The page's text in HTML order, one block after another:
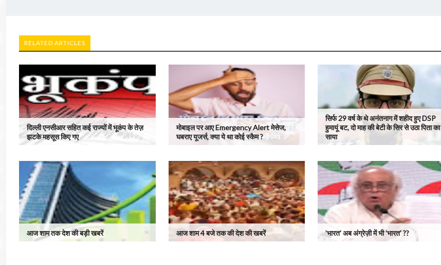
RELATED ARTICLES
दिल्ली एनसीआर सहित कई राज्यों में भूकंप के तेज़
झटके महसूस किए गए
मोबाइल पर आए Emergency Alert मेसेज,
घबराए यूजर्स, क्या ये था कोई स्कैम ?
सिर्फ 29 वर्ष के थे अनंतनाग में शहीद हुए DSP
हुमायूं बट, दो माह की बेटी के सिर से उठा पिता का
साया
आज शाम तक देश की बड़ी खबरें आज शाम 4 बजे तक की देश की खबरें ’भारत’ अब अंग्रेज़ी में भी ’भारत’ ??